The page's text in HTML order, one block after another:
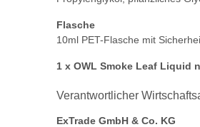
Flasche
10ml PET-Flasche mit
1 x OWL Smoke Leaf Liquid
Verantwortlicher
ExTrade GmbH & Co. KG